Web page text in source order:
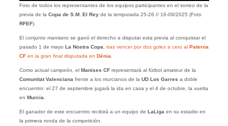
Foto de todos los representantes de los equipos participantes en el sorteo de la
previa de la Copa de S.M. El Rey de la temporada 25-26 // 16-09/2025 (Foto
RFEF).
El conjunto manisero se ganó el derecho a disputar esta previa al conquistar el
pasado 1 de mayo La Nostra Copa, tras vencer por dos goles a cero al
Paterna
CFen la gran final disputada en Dénia.
Como actual campeón, el Manises CFrepresentará al fútbol amateur de la
Comunitat Valencianafrente a los murcianos de la UD Los Garres a doble
encuentro: el 27 de septiembre jugará la ida en casa y el 4 de octubre, la vuelta
en Murcia.
El ganador de este encuentro recibirá a un equipo de LaLigaen su estadio en
la primera ronda de la competición.